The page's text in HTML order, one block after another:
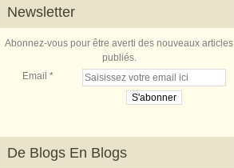
Newsletter
Abonnez-vous pour être averti des nouveaux articles
publiés.
Email
De Blogs En Blogs